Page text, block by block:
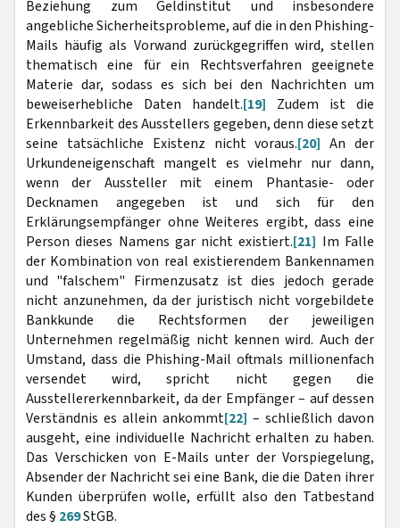
Beziehung zum Geldinstitut und insbesondere
angebliche Sicherheitsprobleme, auf die in den Phishing-
Mails häufig als Vorwand zurückgegriffen wird, stellen
thematisch eine für ein Rechtsverfahren geeignete
Materie dar, sodass es sich bei den Nachrichten um
beweiserhebliche Daten handelt.[19] Zudem ist die
Erkennbarkeit des Ausstellers gegeben, denn diese setzt
seine tatsächliche Existenz nicht voraus.[20] An der
Urkundeneigenschaft mangelt es vielmehr nur dann,
wenn der Aussteller mit einem Phantasie- oder
Decknamen angegeben ist und sich für den
Erklärungsempfänger ohne Weiteres ergibt, dass eine
Person dieses Namens gar nicht existiert.[21] Im Falle
der Kombination von real existierendem Bankennamen
und "falschem" Firmenzusatz ist dies jedoch gerade
nicht anzunehmen, da der juristisch nicht vorgebildete
Bankkunde die Rechtsformen der jeweiligen
Unternehmen regelmäßig nicht kennen wird. Auch der
Umstand, dass die Phishing-Mail oftmals millionenfach
versendet wird, spricht nicht gegen die
Ausstellererkennbarkeit, da der Empfänger – auf dessen
Verständnis es allein ankommt[22] – schließlich davon
ausgeht, eine individuelle Nachricht erhalten zu haben.
Das Verschicken von E-Mails unter der Vorspiegelung,
Absender der Nachricht sei eine Bank, die die Daten ihrer
Kunden überprüfen wolle, erfüllt also den Tatbestand
des § 269StGB.